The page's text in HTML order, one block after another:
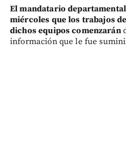
El mandatario
miércoles que los trabajos
dichos equipos comenzarán
información que le fue